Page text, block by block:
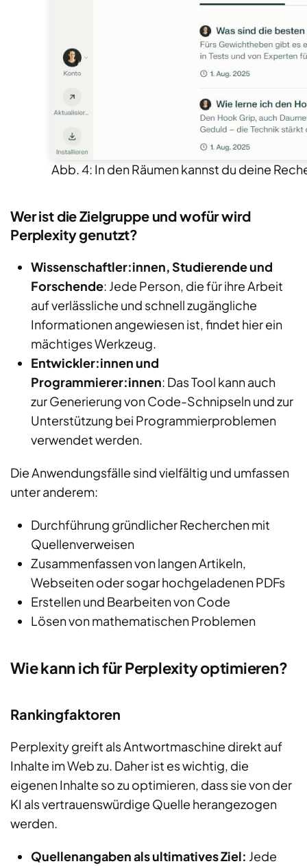
Abb. 4: In den Räumen kannst du deine
Wer ist die Zielgruppe und wofür wird
Perplexity genutzt?
Wissenschaftler:innen, Studierende und
Forschende: Jede Person, die für ihre Arbeit
auf verlässliche und schnell zugängliche
Informationen angewiesen ist, findet hier ein
mächtiges Werkzeug.
Entwickler:innen und
Programmierer:innen: Das Tool kann auch
zur Generierung von Code-Schnipseln und zur
Unterstützung bei Programmierproblemen
verwendet werden.
Die Anwendungsfälle sind vielfältig und umfassen
unter anderem:
Durchführung gründlicher Recherchen mit
Quellenverweisen
Zusammenfassen von langen Artikeln,
Webseiten oder sogar hochgeladenen PDFs
Erstellen und Bearbeiten von Code
Lösen von mathematischen Problemen
Wie kann ich für Perplexity optimieren?
Rankingfaktoren
Perplexity greift als Antwortmaschine direkt auf
Inhalte im Web zu. Daher ist es wichtig, die
eigenen Inhalte so zu optimieren, dass sie von der
KI als vertrauenswürdige Quelle herangezogen
werden.
Quellenangaben als ultimatives Ziel: Jede